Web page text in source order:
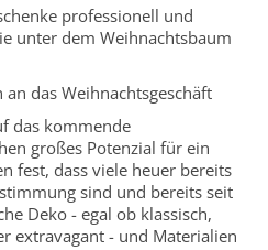
professionell und
unter dem Weihnachtsbaum
das Weihnachtsgeschäft
das kommende
großes Potenzial für ein
fest, dass viele heuer bereits
sind und bereits seit
Deko - egal ob klassisch,
extravagant - und Materialien